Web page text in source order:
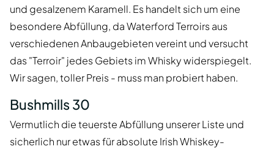
und gesalzenem Karamell. Es handelt sich um eine
besondere Abfüllung, da Waterford Terroirs aus
verschiedenen Anbaugebieten vereint und versucht
das "Terroir" jedes Gebiets im Whisky widerspiegelt.
Wir sagen, toller Preis - muss man probiert haben.
Bushmills 30
Vermutlich die teuerste Abfüllung unserer Liste und
sicherlich nur etwas für absolute Irish Whiskey-